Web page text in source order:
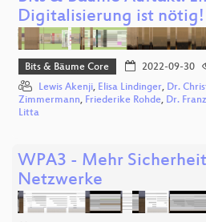
Digitalisierung ist nötig!
Bits & Bäume Core 2022-09-30
Lewis Akenji, Elisa Lindinger, Dr.
Zimmermann, Friederike Rohde, Dr.
Litta
WPA3 - Mehr
Netzwerke